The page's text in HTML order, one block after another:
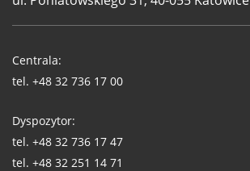
WUG
Centrala:
tel. +48 32 736 17 00
Dyspozytor:
tel. +48 32 736 17 47
tel. +48 32 251 14 71